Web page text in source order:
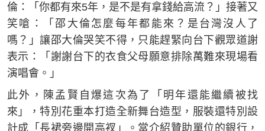
倫：「你都有來5年，是不是有拿錢給高流？」接著又
笑嗆：「邵大倫怎麼每年都能來？是台灣沒人了
嗎？」讓邵大倫哭笑不得，只能趕緊向台下觀眾道謝
表示：「謝謝台下的衣食父母願意排除萬難來現場看
演唱會。」
此外，陳孟賢自爆這次為了「明年還能繼續被找
來」，特別花重本打造全新舞台造型，服裝還特別設
計成「長裙旁邊開高衩」。當介紹贊助單位的銀行，